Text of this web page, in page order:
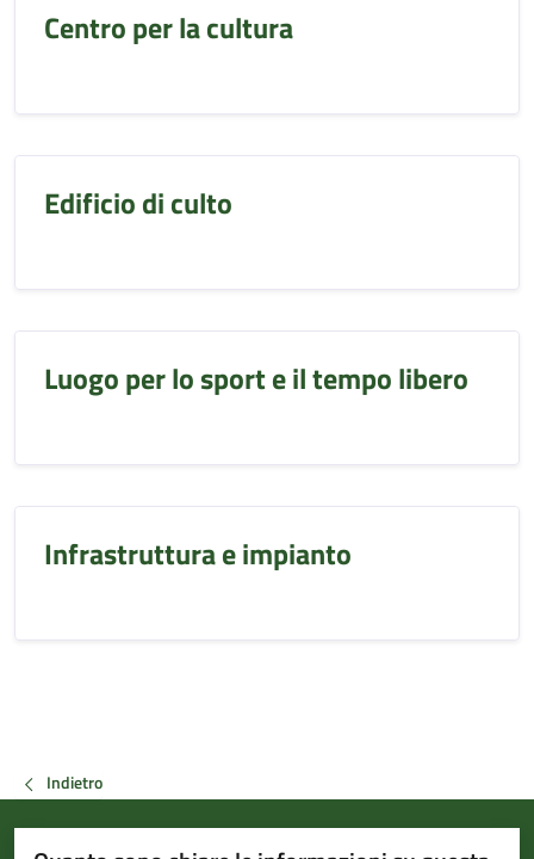
Centro per la cultura
Edificio di culto
Luogo per lo sport e il tempo libero
Infrastruttura e impianto
Indietro